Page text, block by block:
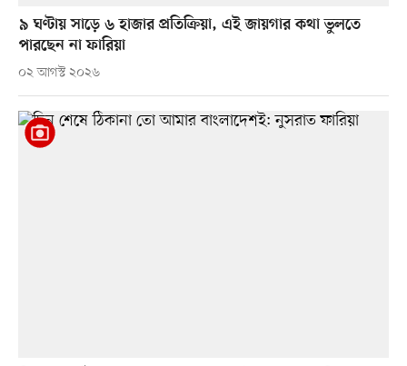
৯ ঘণ্টায় সাড়ে ৬ হাজার প্রতিক্রিয়া, এই জায়গার কথা ভুলতে
পারছেন না ফারিয়া
০২ আগস্ট ২০২৬